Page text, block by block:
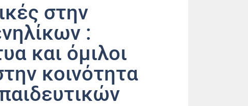
στην
:
και όμιλοι
κοινότητα